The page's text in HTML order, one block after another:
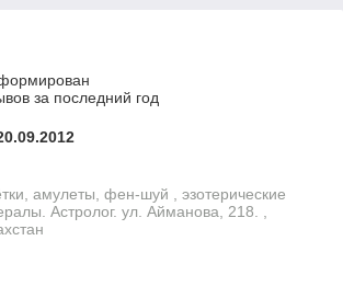
за последний год
амулеты, фен-шуй , эзотерические
Астролог. ул. Айманова, 218. ,